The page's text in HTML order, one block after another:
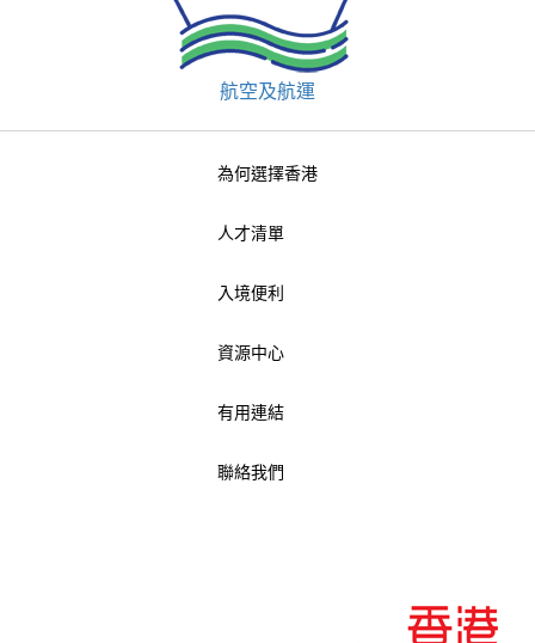
航空及航運
為何選擇香港
人才清單
入境便利
資源中心
有用連結
聯絡我們